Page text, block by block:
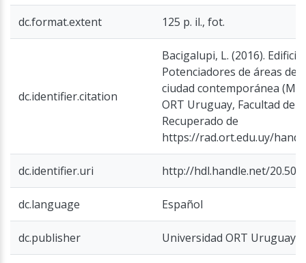
dc.format.extent 125 p. il., fot.
dc.identifier.citation
Bacigalupi, L. (2016).
Potenciadores de áreas de
ciudad contemporánea
ORT Uruguay, Facultad de
Recuperado de
https://rad.ort.edu.uy/
dc.identifier.uri http://hdl.handle.net/
dc.language Español
dc.publisher Universidad ORT Uruguay